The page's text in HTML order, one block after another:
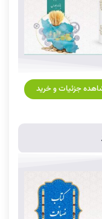
جزئیات و خرید